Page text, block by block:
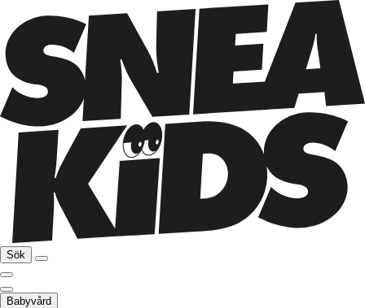
Sök
Babyvård